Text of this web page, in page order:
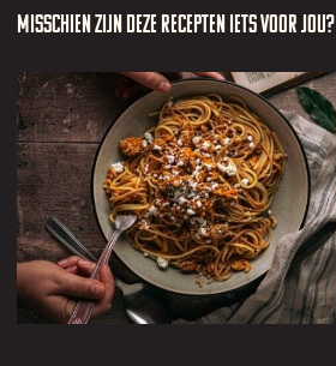
Misschien zijn deze recepten iets voor jou?